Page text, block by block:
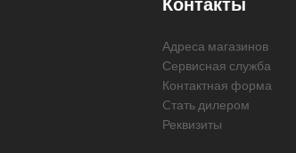
Адреса магазинов
Сервисная служба
Контактная форма
Cтать дилером
Реквизиты